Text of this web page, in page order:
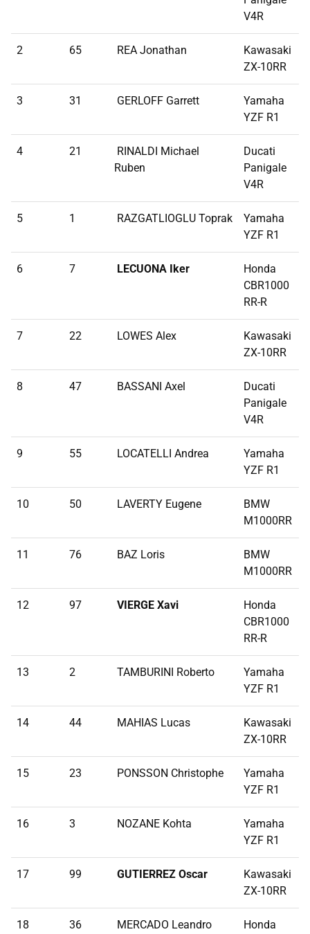
V4R
2 65 REA Jonathan
Kawasaki
ZX-10RR
3 31 GERLOFF Garrett
Yamaha
YZF R1
4 21
RINALDI Michael
Ruben
Ducati
Panigale
V4R
5 1 RAZGATLIOGLU Toprak
Yamaha
YZF R1
6 7 LECUONA Iker
Honda
CBR1000
RR-R
7 22 LOWES Alex
Kawasaki
ZX-10RR
8 47 BASSANI Axel
Ducati
Panigale
V4R
9 55 LOCATELLI Andrea
Yamaha
YZF R1
10 50 LAVERTY Eugene
BMW
M1000RR
11 76 BAZ Loris
BMW
M1000RR
12 97 VIERGE Xavi
Honda
CBR1000
RR-R
13 2 TAMBURINI Roberto
Yamaha
YZF R1
14 44 MAHIAS Lucas
Kawasaki
ZX-10RR
15 23 PONSSON Christophe
Yamaha
YZF R1
16 3 NOZANE Kohta
Yamaha
YZF R1
17 99 GUTIERREZ Oscar
Kawasaki
ZX-10RR
18 36 MERCADO Leandro
Honda